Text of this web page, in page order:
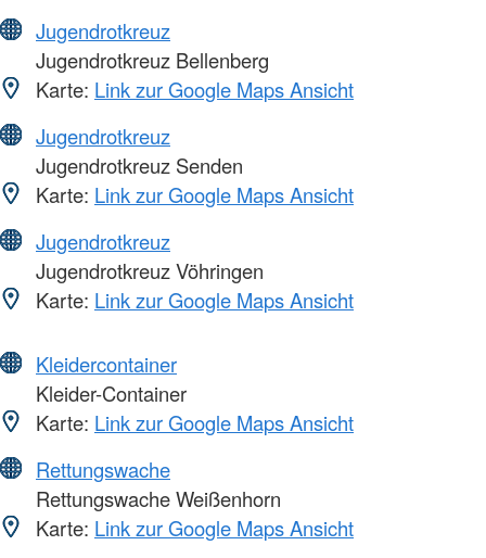
Jugendrotkreuz
Jugendrotkreuz Bellenberg
Karte: Link zur Google Maps Ansicht
Jugendrotkreuz
Jugendrotkreuz Senden
Karte: Link zur Google Maps Ansicht
Jugendrotkreuz
Jugendrotkreuz Vöhringen
Karte: Link zur Google Maps Ansicht
Kleidercontainer
Kleider-Container
Karte: Link zur Google Maps Ansicht
Rettungswache
Rettungswache Weißenhorn
Karte: Link zur Google Maps Ansicht